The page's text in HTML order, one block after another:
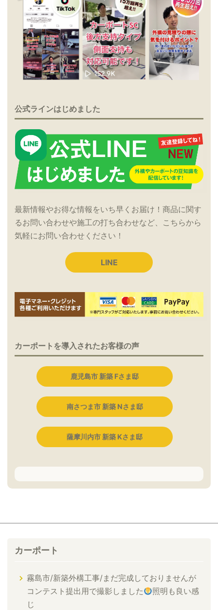
公式ラインはじめました
最新情報やお得な情報をいち早くお届け！商品に関す
るお問い合わせや施工の打ち合わせなど、こちらから
気軽にお問い合わせください！
LINE
カーポートを導入されたお客様の声
鹿児島市 新築 Fさま邸
南さつま市 新築 Nさま邸
薩摩川内市 新築 Kさま邸
カーポート
霧島市/新築外構工事/まだ完成しておりませんが
コンテスト提出用で撮影しました
照明も良い感
じ